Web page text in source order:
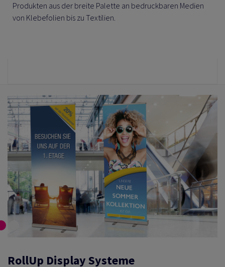
Produkten aus der breite Palette an bedruckbaren Medien
von Klebefolien bis zu Textilien.
RollUp Display Systeme